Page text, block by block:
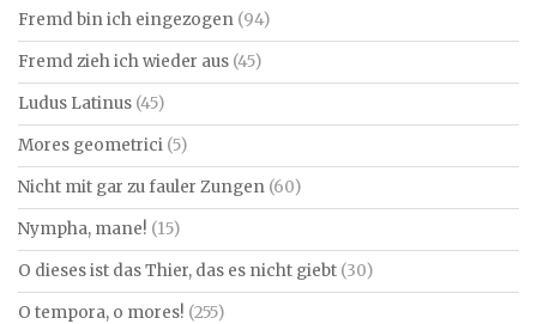
Fremd bin ich eingezogen (94)
Fremd zieh ich wieder aus (45)
Ludus Latinus (45)
Mores geometrici (5)
Nicht mit gar zu fauler Zungen (60)
Nympha, mane! (15)
O dieses ist das Thier, das es nicht giebt (30)
O tempora, o mores! (255)